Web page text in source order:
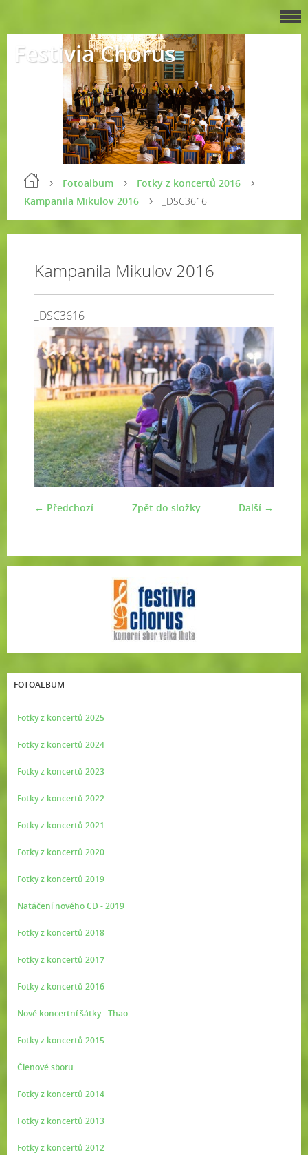
Festivia Chorus
Fotoalbum
Fotky z koncertů 2016
Kampanila Mikulov 2016
_DSC3616
Kampanila Mikulov 2016
_DSC3616
← Předchozí Další →
Zpět do složky
FOTOALBUM
Fotky z koncertů 2025
Fotky z koncertů 2024
Fotky z koncertů 2023
Fotky z koncertů 2022
Fotky z koncertů 2021
Fotky z koncertů 2020
Fotky z koncertů 2019
Natáčení nového CD - 2019
Fotky z koncertů 2018
Fotky z koncertů 2017
Fotky z koncertů 2016
Nové koncertní šátky - Thao
Fotky z koncertů 2015
Členové sboru
Fotky z koncertů 2014
Fotky z koncertů 2013
Fotky z koncertů 2012